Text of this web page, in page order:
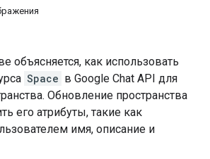
объясняется, как использовать
Space в Google Chat API для
Обновление пространства
его атрибуты, такие как
имя, описание и